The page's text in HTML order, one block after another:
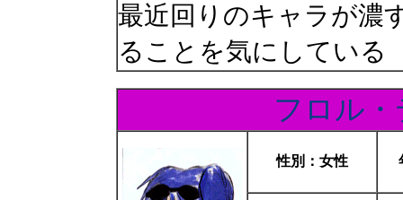
最近回りのキャラが濃
ることを気にしている
フロル
性別：女性